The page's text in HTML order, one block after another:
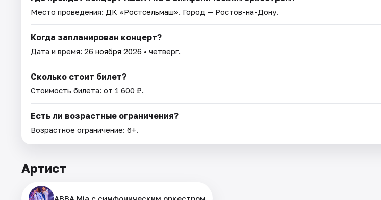
Место проведения: ДК «Ростсельмаш». Город — Ростов-на-Дону.
Когда запланирован концерт?
Дата и время: 26 ноября 2026 • четверг.
Сколько стоит билет?
Стоимость билета: от 1 600 ₽.
Есть ли возрастные ограничения?
Возрастное ограничение: 6+.
Артист